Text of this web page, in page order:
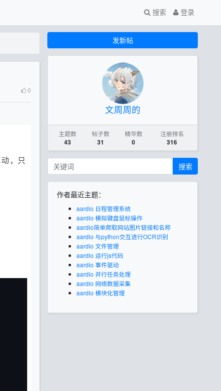
搜索 登录
0
，只
发新帖
文周周的
主题数
43
帖子数
31
精华数
0
注册排名
316
搜索
作者最近主题：
aardio 日程管理系统
aardio 模拟键盘鼠标操作
aardio简单爬取网站图片链接和名称
aardio 与python交互进行OCR识别
aardio 文件管理
aardio 运行js代码
aardio 事件驱动
aardio 并行任务处理
aardio 网络数据采集
aardio 模块化管理